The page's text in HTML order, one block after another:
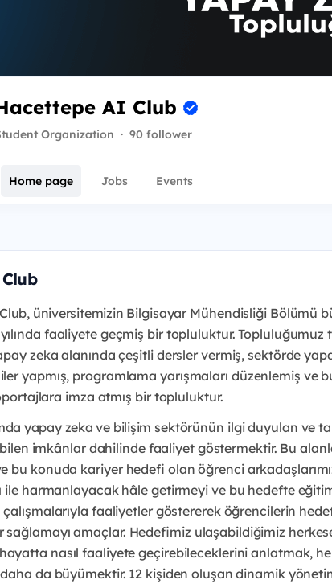
AI Club
Organization · 90 follower
Home page Jobs Events
üniversitemizin Bilgisayar Mühendisliği Bölümü
faaliyete geçmiş bir topluluktur. Topluluğumuz
zeka alanında çeşitli dersler vermiş, sektörde
yapmış, programlama yarışmaları düzenlemiş ve
imza atmış bir topluluktur.
yapay zeka ve bilişim sektörünün ilgi duyulan ve
imkânlar dahilinde faaliyet göstermektir. Bu
bu konuda kariyer hedefi olan öğrenci
ile harmanlayacak hâle getirmeyi ve bu hedefte
çalışmalarıyla faaliyetler göstererek öğrencilerin
sağlamayı amaçlar. Hedefimiz ulaşabildiğimiz
nasıl faaliyete geçirebileceklerinianlatmak,
da büyümektir. 12 kişiden oluşan dinamik